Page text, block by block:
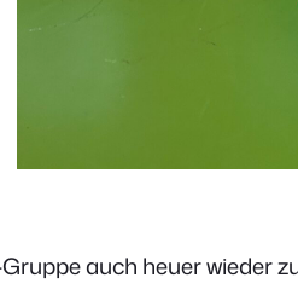
auch heuer wieder